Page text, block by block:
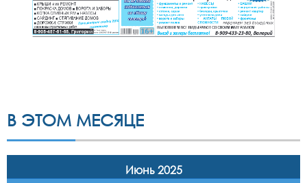
В ЭТОМ МЕСЯЦЕ
Июнь 2025